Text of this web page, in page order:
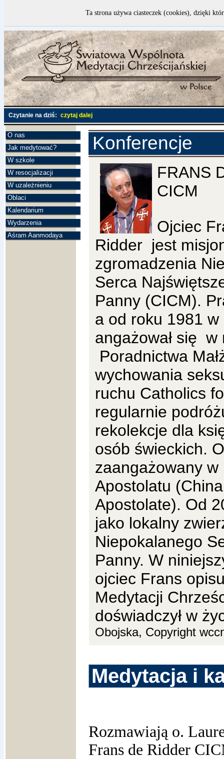
Czytanie na dziś: czytaj dalej
O nas
Jak medytować?
W szkole
W resocjalizacji
W uzależnieniu
Oblaci
Kalendarium
Wydarzenia
Aśram Aanmodaya
Konferencje
FRANS
CICM
Ojciec
Ridder jest
zgromadzenia
Serca
Panny (CICM).
a od roku 1981
angażował się
Poradnictwa
wychowania
ruchu Catholics
regularnie
rekolekcje dla
osób świeckich.
zaangażowany
Apostolatu (China
Apostolate). Od
jako lokalny
Niepokalanego
Panny. W
ojciec Frans
Medytacji
doświadczył w
Obojska, Copyright
Medytacja i
Rozmawiają o.
Frans de Ridder
Ta strona używa ciasteczek (cookies), dzięki